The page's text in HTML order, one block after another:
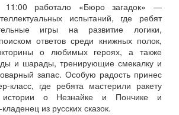
работало «Бюро загадок» —
испытаний, где ребят
игры на развитие логики,
ответов среди книжных полок,
о любимых героях, а также
и шарады, тренирующие смекалку и
запас. Особую радость принес
класс, где ребята мастерили ракету
о Незнайке и Пончике и
из русских сказок.